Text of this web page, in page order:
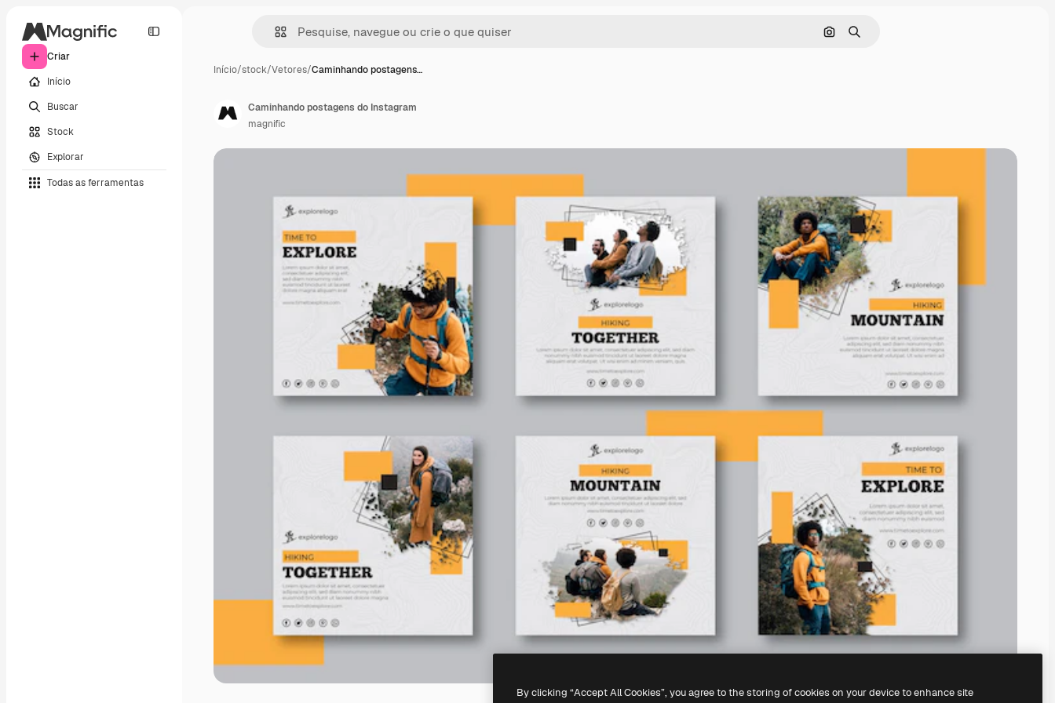
Criar
Início
Buscar
Stock
Explorar
Todas as ferramentas
Pesquisar por imagem
Buscar
Início/stock/Vetores/Caminhando postagens…
Caminhando postagens do Instagram
magnific
By clicking “Accept All Cookies”, you agree to the storing of cookies on your device to enhance site